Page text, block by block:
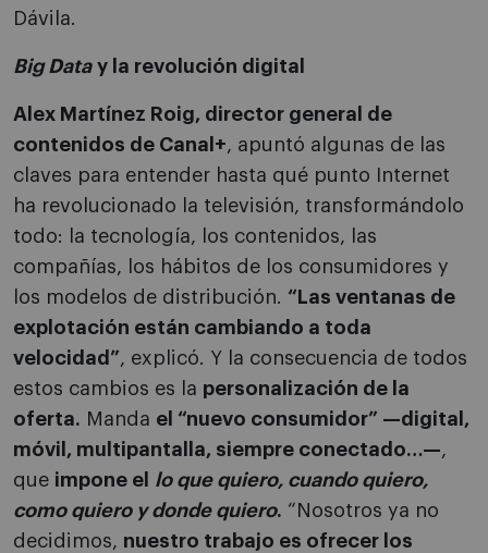
Dávila.
Big Datay la revolución digital
Alex Martínez Roig, director general de
contenidos de Canal+, apuntó algunas de las
claves para entender hasta qué punto Internet
ha revolucionado la televisión, transformándolo
todo: la tecnología, los contenidos, las
compañías, los hábitos de los consumidores y
los modelos de distribución. “Las ventanas de
explotación están cambiando a toda
velocidad”, explicó. Y la consecuencia de todos
estos cambios es la personalización de la
oferta. Manda el “nuevo consumidor” —digital,
móvil, multipantalla, siempre conectado…—,
que impone el lo que quiero, cuando quiero,
como quiero y donde quiero. “Nosotros ya no
decidimos, nuestro trabajo es ofrecer los